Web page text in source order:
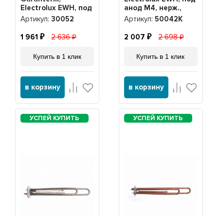
Electrolux EWH, под
анод М4, 30052
Артикул:30052
1 961 2 636
Купить в 1 клик
в корзину
анод М4, нерж.,
PREMIUM +
прокладка + анод,
50042K
Артикул: 50042K
2 007 2 698
Купить в 1 клик
в корзину